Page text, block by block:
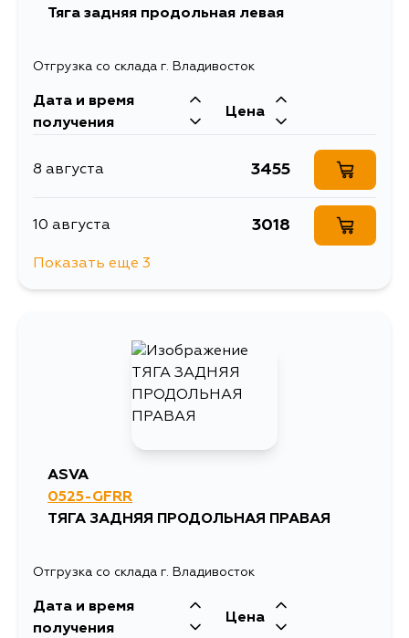
Тяга задняя продольная левая
Отгрузка со склада г. Владивосток
Дата и время
получения
Цена
8 августа 3455
10 августа 3018
Показать еще 3
ASVA
0525-GFRR
ТЯГА ЗАДНЯЯ ПРОДОЛЬНАЯ ПРАВАЯ
Отгрузка со склада г. Владивосток
Дата и время
получения
Цена